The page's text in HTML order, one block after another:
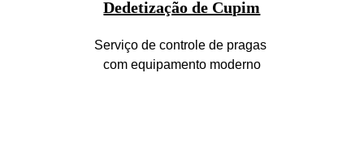
Dedetização de Cupim
Serviço de controle de pragas
com equipamento moderno